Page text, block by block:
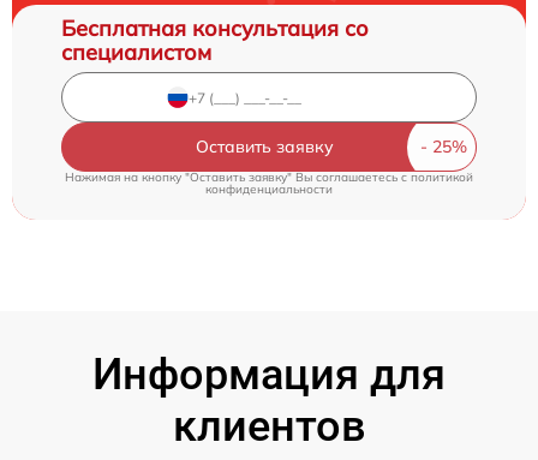
Бесплатная консультация со
специалистом
Оставить заявку
Нажимая на кнопку "Оставить заявку" Вы соглашаетесь cполитикой
конфиденциальности
Информация для
клиентов